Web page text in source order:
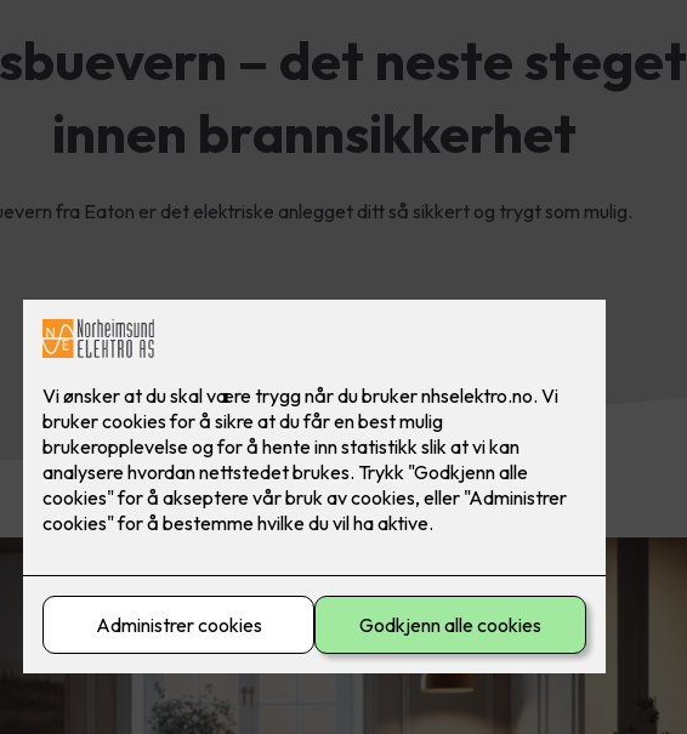
– det neste steget
innen brannsikkerhet
fra Eaton er det elektriske anlegget ditt så sikkert og trygt som mulig.